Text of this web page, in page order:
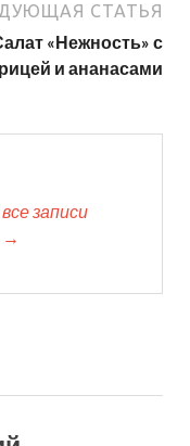
СТАТЬЯ
«Нежность» с
и ананасами
записи
→